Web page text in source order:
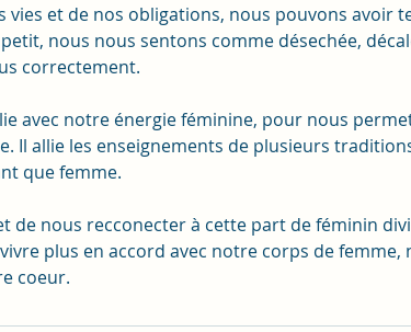
vies et de nos obligations, nous pouvons avoir
nous nous sentons comme désechée,
correctement.
avec notre énergie féminine, pour nous
Il allie les enseignements de plusieurs
que femme.
de nous recconecter à cette part de féminin
plus en accord avec notre corps de femme,
coeur.